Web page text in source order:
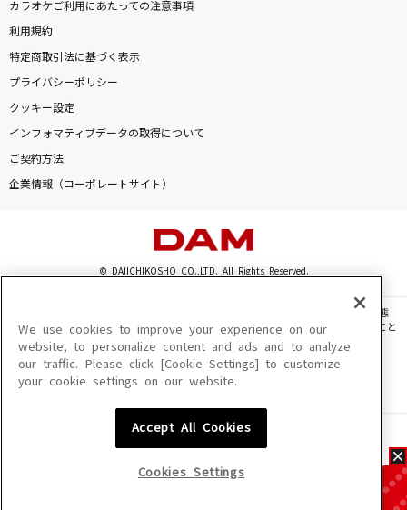
カラオケご利用にあたっての注意事項
利用規約
特定商取引法に基づく表示
プライバシーポリシー
クッキー設定
インフォマティブデータの取得について
ご契約方法
企業情報（コーポレートサイト）
© DAIICHIKOSHO CO.,LTD. All Rights Reserved.
このサイトに掲載されている一切の文章・画像・写真・動画・音声等を、手段や形態
を問わず、著作権法の定める範囲を超えて無断で複製、転載、ファイル化などすること
を禁じます。
楽曲及びコンテンツは、機種によりご利用いただけない場合があります。
楽曲及びコンテンツの配信日、配信内容が変更になる場合があります。
We use cookies to improve your experience on our
website, to personalize content and ads and to analyze
our traffic. Please click [Cookie Settings] to customize
your cookie settings on our website.
Accept All Cookies
Cookies Settings